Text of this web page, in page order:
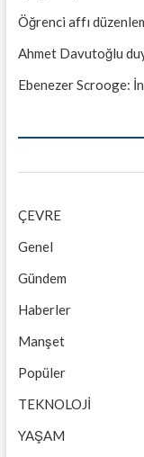
Öğrenci affı
Ahmet Davutoğlu
Ebenezer Scrooge:
ÇEVRE
Genel
Gündem
Haberler
Manşet
Popüler
TEKNOLOJİ
YAŞAM